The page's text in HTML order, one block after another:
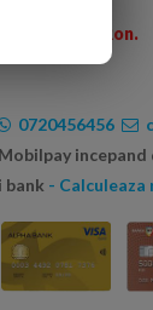
peste 600 Ron.
0720456456
incepand
bank - Calculeaza